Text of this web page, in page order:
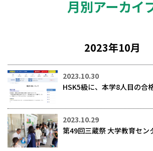
月別アーカイ
2023年10月
2023.10.30
HSK5級に、本学8人目の合
2023.10.29
第49回三蔵祭 大学教育セン